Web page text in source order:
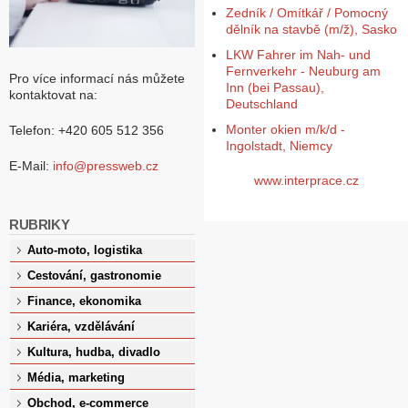
Pro více informací nás můžete
kontaktovat na:
Telefon: +420 605 512 356
E-Mail: info@pressweb.cz
RUBRIKY
Auto-moto, logistika
Cestování, gastronomie
Finance, ekonomika
Kariéra, vzdělávání
Kultura, hudba, divadlo
Média, marketing
Obchod, e-commerce
Zedník / Omítkář / Pomocný
dělník na stavbě (m/ž), Sasko
LKW Fahrer im Nah- und
Fernverkehr - Neuburg am
Inn (bei Passau),
Deutschland
Monter okien m/k/d -
Ingolstadt, Niemcy
www.interprace.cz